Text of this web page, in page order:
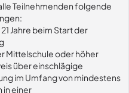
Teilnehmenden folgende
Jahre beim Start der
Mittelschule oder höher
über einschlägige
im Umfang von mindestens
in einer